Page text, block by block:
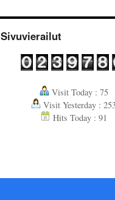
Sivuvierailut
Visit Today : 75
Visit Yesterday :
Hits Today : 91